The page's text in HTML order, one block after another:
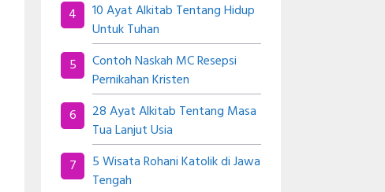
10 Ayat Alkitab Tentang Hidup
Untuk Tuhan
Contoh Naskah MC Resepsi
Pernikahan Kristen
28 Ayat Alkitab Tentang Masa
Tua Lanjut Usia
5 Wisata Rohani Katolik di Jawa
Tengah